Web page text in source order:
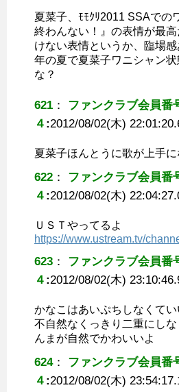
夏菜子、ﾓﾓｸﾘ2011 SSAでの
終わんない！』の表情が最
けない表情というか、臨場
年の夏で夏菜子ワニシャン
な？
621 ： ファンクラブ会員番
４ :2012/08/02(木)
夏菜子ほんとうに歌が上手
622 ： ファンクラブ会員番
４ :2012/08/02(木)
ＵＳＴやってるよ
https://www.ustream.tv/
623 ： ファンクラブ会員番
４ :2012/08/02(木)
かなこはあいぷちしなくてい
不自然なくっきり二重にし
んまが自然でかわいいよ
624： ファンクラブ会員番
４ :2012/08/02(木)